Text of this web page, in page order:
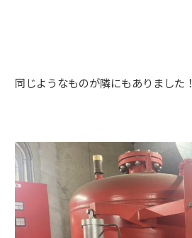
同じようなものが隣にもありました！